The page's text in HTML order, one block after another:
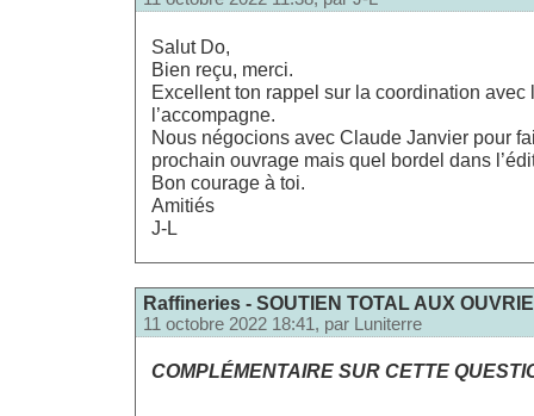
Salut Do,
Bien reçu, merci.
Excellent ton rappel sur la coordination avec
l’accompagne.
Nous négocions avec Claude Janvier pour
prochain ouvrage mais quel bordel dans
Bon courage à toi.
Amitiés
J-L
Raffineries - SOUTIEN TOTAL AUX
11 octobre 2022 18:41, par Luniterre
COMPLÉMENTAIRE SUR CETTE